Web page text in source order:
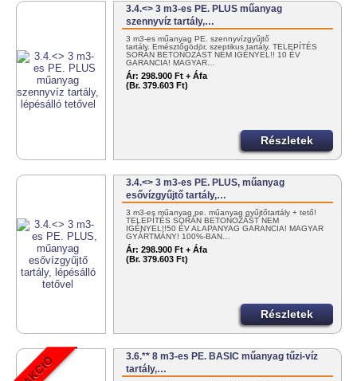
3.4.<> 3 m3-es PE. PLUS műanyag
szennyvíz tartály,…
3 m3-es műanyag PE. szennyvízgyűjtő
tartály. Emésztőgödör, szeptikus tartály. TELEPÍTÉS
SORÁN BETONOZÁST NEM IGÉNYEL!! 10 ÉV
GARANCIA! MAGYAR…
Ár: 298.900 Ft + Áfa
(Br. 379.603 Ft)
Részletek
3.4.<> 3 m3-es PE. PLUS, műanyag
esővízgyűjtő tartály,…
3 m3-es műanyag pe. műanyag gyűjtőtartály + tető!
TELEPÍTÉS SORÁN BETONOZÁST NEM
IGÉNYEL!!50 ÉV ALAPANYAG GARANCIA! MAGYAR
GYÁRTMÁNY! 100%-BAN…
Ár: 298.900 Ft + Áfa
(Br. 379.603 Ft)
Részletek
3.6.** 8 m3-es PE. BASIC műanyag tűzi-víz
tartály,…